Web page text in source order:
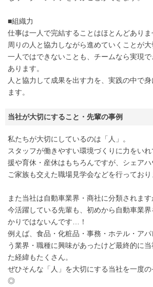
■組織力
仕事は一人で完結することはほとんどありま
周りの人と協力しながら進めていくことが大
一人ではできないことも、チームなら実現
あります。
人と協力して成果を出す力を、実践の中で
ます。
当社が大切にすること・先輩の事例
私たちが大切にしているのは「人」。
スタッフが働きやすい環境づくりに力をい
援や育休・産休はもちろんですが、シェア
ご家族も交えた職場見学会などを行っており
また当社は自動車業界・商社に分類されます
今活躍している先輩も、初めから自動車業
かりではないんです…！
例えば、食品・化粧品・事務・ホテル・ア
う業界・職種に興味があったけど最終的に
た経緯もたくさん。
ぜひそんな「人」を大切にする当社を一度
◎